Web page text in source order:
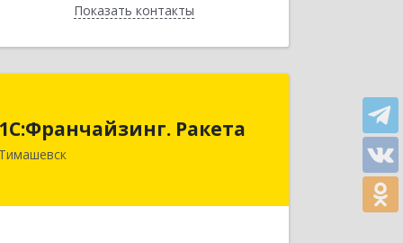
Показать контакты
Назад
1С:Франчайзинг. Ракета
Тимашевск
Краснодарский край, Тимашевский р-
н, Медведовская ст-ца, Чайковского